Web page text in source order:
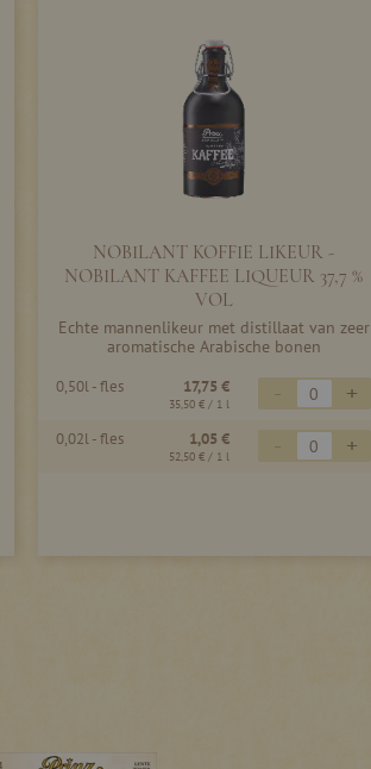
NOBILANT KOFFIE LIKEUR -
NOBILANT KAFFEE LIQUEUR 37,7 %
VOL
Echte mannenlikeur met distillaat van zeer
aromatische Arabische bonen
0,50l - fles 17,75 €
35,50 € / 1 l - +
0,02l - fles 1,05 €
52,50 € / 1 l - +